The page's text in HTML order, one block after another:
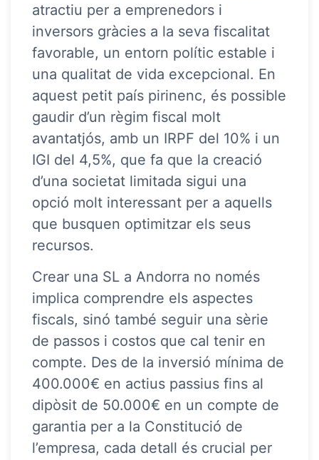
atractiu per a emprenedors i
inversors gràcies a la seva fiscalitat
favorable, un entorn polític estable i
una qualitat de vida excepcional. En
aquest petit país pirinenc, és possible
gaudir d’un règim fiscal molt
avantatjós, amb un IRPF del 10% i un
IGI del 4,5%, que fa que la creació
d’una societat limitada sigui una
opció molt interessant per a aquells
que busquen optimitzar els seus
recursos.
Crear una SL a Andorra no només
implica comprendre els aspectes
fiscals, sinó també seguir una sèrie
de passos i costos que cal tenir en
compte. Des de la inversió mínima de
400.000€ en actius passius fins al
dipòsit de 50.000€ en un compte de
garantia per a la Constitució de
l’empresa, cada detall és crucial per